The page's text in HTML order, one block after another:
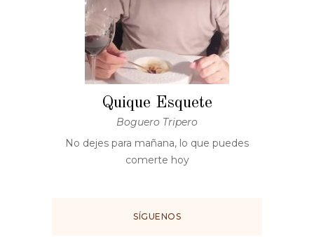
Quique Esquete
Boguero Tripero
No dejes para mañana, lo que puedes
comerte hoy
SÍGUENOS